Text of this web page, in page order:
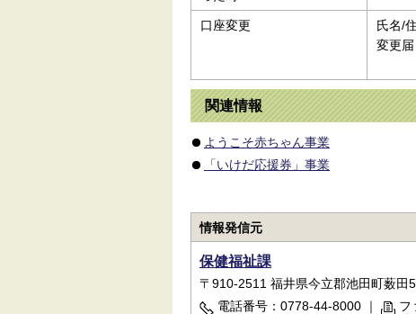
口座変更
氏名/
変更届
関連情報
ようこそ赤ちゃん事業
「いけだ応援券」事業
情報発信元
保健福祉課
〒910-2511 福井県今立郡池田町薮田
電話番号：0778-44-8000 ｜ フ